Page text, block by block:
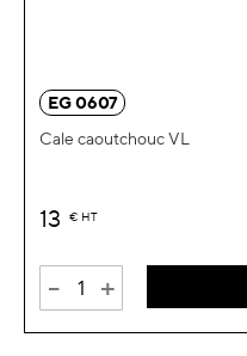
EG 0607
Cale caoutchouc VL
13 € HT
- +